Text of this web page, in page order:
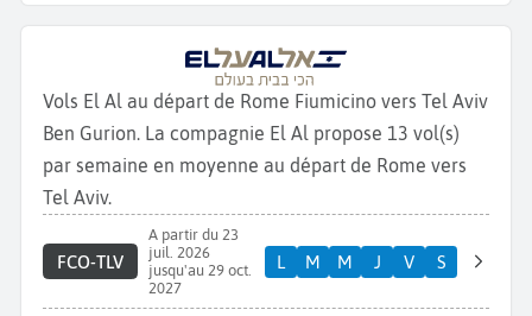
Vols El Al au départ de Rome Fiumicino vers Tel Aviv
Ben Gurion. La compagnie El Al propose 13 vol(s)
par semaine en moyenne au départ de Rome vers
Tel Aviv.
FCO-TLV
A partir du 23
juil. 2026
jusqu'au 29 oct.
2027
L M M J V S